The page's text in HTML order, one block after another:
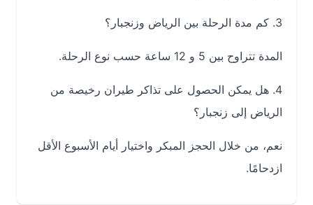
المدة تتراوح بين 5 و 12 ساعة حسب نوع الرحلة.
4. هل يمكن الحصول على تذاكر طيران رخيصة من
الرياض إلى زنجبار؟
نعم، من خلال الحجز المبكر واختيار أيام الأسبوع الأقل
ازدحامًا.